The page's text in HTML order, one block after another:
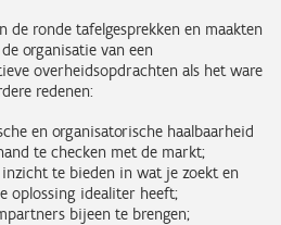
de ronde tafelgesprekken en maakten
organisatie van een
overheidsopdrachten als het ware
redenen:
en organisatorische haalbaarheid
te checken met de markt;
te bieden in wat je zoekt en
oplossing idealiter heeft;
bijeen te brengen;